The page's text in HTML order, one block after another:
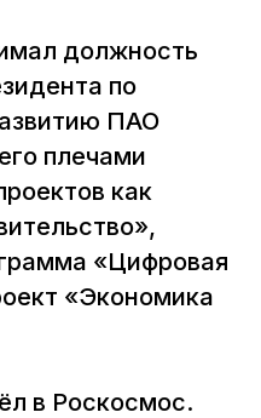
должность
по
ПАО
плечами
как
«Цифровая
«Экономика
в Роскосмос.